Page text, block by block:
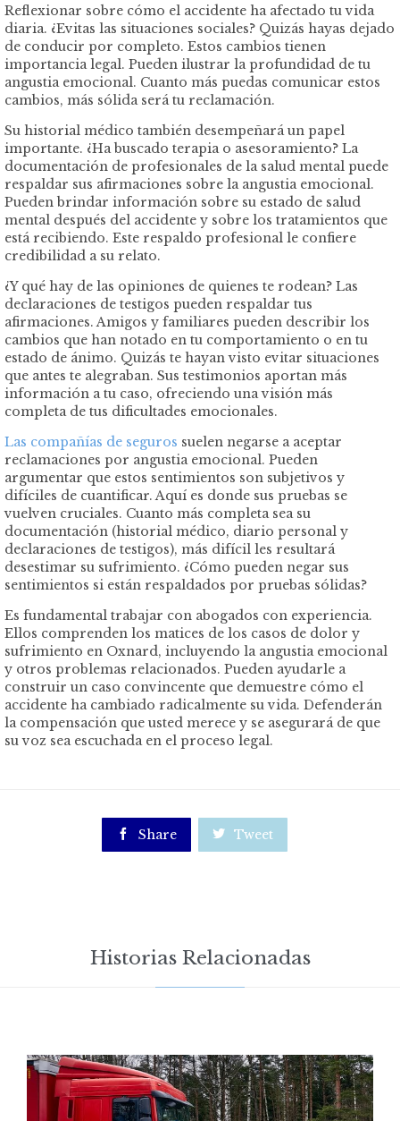
Reflexionar sobre cómo el accidente ha afectado tu vida
diaria. ¿Evitas las situaciones sociales? Quizás hayas dejado
de conducir por completo. Estos cambios tienen
importancia legal. Pueden ilustrar la profundidad de tu
angustia emocional. Cuanto más puedas comunicar estos
cambios, más sólida será tu reclamación.
Su historial médico también desempeñará un papel
importante. ¿Ha buscado terapia o asesoramiento? La
documentación de profesionales de la salud mental puede
respaldar sus afirmaciones sobre la angustia emocional.
Pueden brindar información sobre su estado de salud
mental después del accidente y sobre los tratamientos que
está recibiendo. Este respaldo profesional le confiere
credibilidad a su relato.
¿Y qué hay de las opiniones de quienes te rodean? Las
declaraciones de testigos pueden respaldar tus
afirmaciones. Amigos y familiares pueden describir los
cambios que han notado en tu comportamiento o en tu
estado de ánimo. Quizás te hayan visto evitar situaciones
que antes te alegraban. Sus testimonios aportan más
información a tu caso, ofreciendo una visión más
completa de tus dificultades emocionales.
Las compañías de seguros suelen negarse a aceptar
reclamaciones por angustia emocional. Pueden
argumentar que estos sentimientos son subjetivos y
difíciles de cuantificar. Aquí es donde sus pruebas se
vuelven cruciales. Cuanto más completa sea su
documentación (historial médico, diario personal y
declaraciones de testigos), más difícil les resultará
desestimar su sufrimiento. ¿Cómo pueden negar sus
sentimientos si están respaldados por pruebas sólidas?
Es fundamental trabajar con abogados con experiencia.
Ellos comprenden los matices de los casos de dolor y
sufrimiento en Oxnard, incluyendo la angustia emocional
y otros problemas relacionados. Pueden ayudarle a
construir un caso convincente que demuestre cómo el
accidente ha cambiado radicalmente su vida. Defenderán
la compensación que usted merece y se asegurará de que
su voz sea escuchada en el proceso legal.
 Share  Tweet
Historias Relacionadas